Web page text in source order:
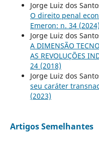
Jorge Luiz dos
O direito penal
Emeron: n. 34
Jorge Luiz dos
A DIMENSÃO
AS REVOLUÇÕES
24 (2018)
Jorge Luiz dos
seu caráter
(2023)
Artigos Semelhantes